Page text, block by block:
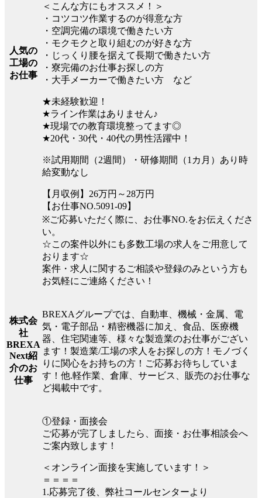
人気の
工場の
お仕事
＜こんな方にもオススメ！＞
・コツコツ作業するのが得意な方
・空調完備の環境で働きたい方
・モクモクと取り組むのが好きな方
・じっくり腰を据えて長期で働きたい方
・寮完備のお仕事お探しの方
・大手メーカーで働きたい方 など
★未経験歓迎！
★ライン作業はありません♪
★現場での教育環境整ってます◎
★20代・30代・40代の男性活躍中！
※試用期間（2週間）・研修期間（1カ月）あり時
給変動なし
【月収例】26万円～28万円
【お仕事NO.5091-09】
※ご応募いただく際に、お仕事NO.をお伝えくださ
い。
☆この案件以外にも多数工場の求人をご用意して
おります☆
案件・求人に関するご相談や登録のみという方も
お気軽にご連絡ください！
株式会
社
BREXA
Next紹
介のお
仕事
BREXAグループでは、自動車、機械・金属、電
気・電子部品・精密機器に加え、食品、医療機
器、住宅関連等、様々な製造業のお仕事がござい
ます！製造業/工場の求人をお探しの方！モノづく
りに関心をお持ちの方！ご応募お待ちしていま
す！他.軽作業、倉庫、サービス、販売のお仕事な
ど掲載中です。
①登録・面接会
ご応募が完了しましたら、面接・お仕事相談会へ
ご案内致します！
＜オンライン面接を実施しています！＞
＝＝＝＝
1.応募完了後、弊社コールセンターより